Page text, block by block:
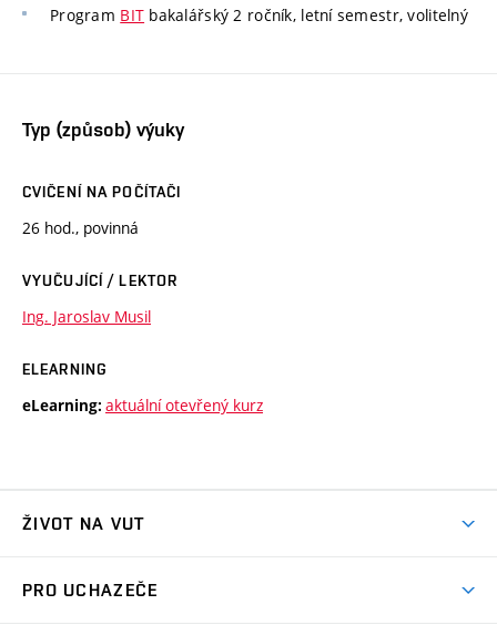
Program BIT bakalářský 2 ročník, letní semestr, volitelný
Typ (způsob) výuky
CVIČENÍ NA POČÍTAČI
26 hod., povinná
VYUČUJÍCÍ / LEKTOR
Ing. Jaroslav Musil
ELEARNING
eLearning: aktuální otevřený kurz
ŽIVOT NA VUT
PRO UCHAZEČE